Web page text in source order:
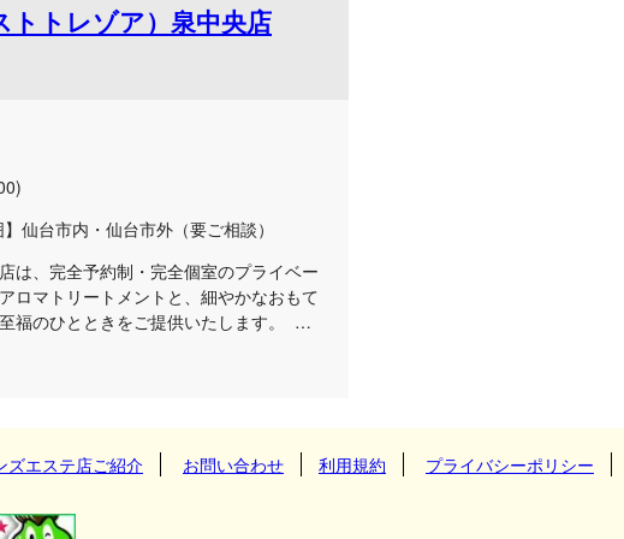
ます。ご都合の良い場所で、極上のリ
様からのご予約を、セラピスト一同、
トレゾア）泉中央店
仙台市内・仙台市外（要ご相談）
は、完全予約制・完全個室のプライベー
ロマトリートメントと、細やかなおもて
福のひとときをご提供いたします。 周
特別な時間をお過ごしいただけるよ
間づくりにこだわりました。 厳選され
セットし、贅沢なプライベートタイムを
常のご褒美として、特別なケアを取り
スタッフ一同心よりお待ちしておりま
ズエステ店ご紹介 お問い合わせ 利用規約 プライバシーポリシー